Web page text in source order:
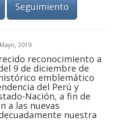
Seguimiento
2019
reconocimiento a
9 de diciembre de
emblemático
del Perú y
Nación, a fin de
a las nuevas
nuestra